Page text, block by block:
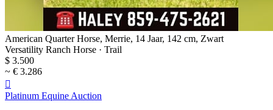
American Quarter Horse, Merrie, 14 Jaar, 142 cm, Zwart
Versatility Ranch Horse · Trail
$ 3.500
~ € 3.286

Platinum Equine Auction